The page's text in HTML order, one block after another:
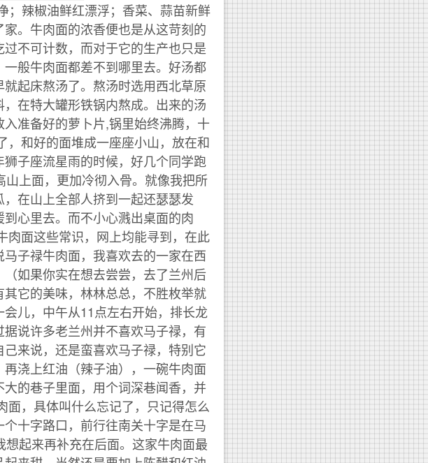
；辣椒油鲜红漂浮；香菜、蒜苗新鲜
。牛肉面的浓香便也是从这苛刻的
不可计数，而对于它的生产也只是
般牛肉面都差不到哪里去。好汤都
起床熬汤了。熬汤时选用西北草原
在特大罐形铁锅内熬成。出来的汤
准备好的萝卜片,锅里始终沸腾，十
，和好的面堆成一座座小山，放在和
子座流星雨的时候，好几个同学跑
上面，更加冷彻入骨。就像我把所
在山上全部人挤到一起还瑟瑟发
心里去。而不小心溅出桌面的肉
肉面这些常识，网上均能寻到，在此
子禄牛肉面，我喜欢去的一家在西
如果你实在想去尝尝，去了兰州后
它的美味，林林总总，不胜枚举就
儿，中午从11点左右开始，排长龙
说许多老兰州并不喜欢马子禄，有
来说，还是蛮喜欢马子禄，特别它
浇上红油（辣子油），一碗牛肉面
的巷子里面，用个词深巷闻香，并
面，具体叫什么忘记了，只记得怎么
十字路口，前行往南关十字是在马
起来再补充在后面。这家牛肉面最